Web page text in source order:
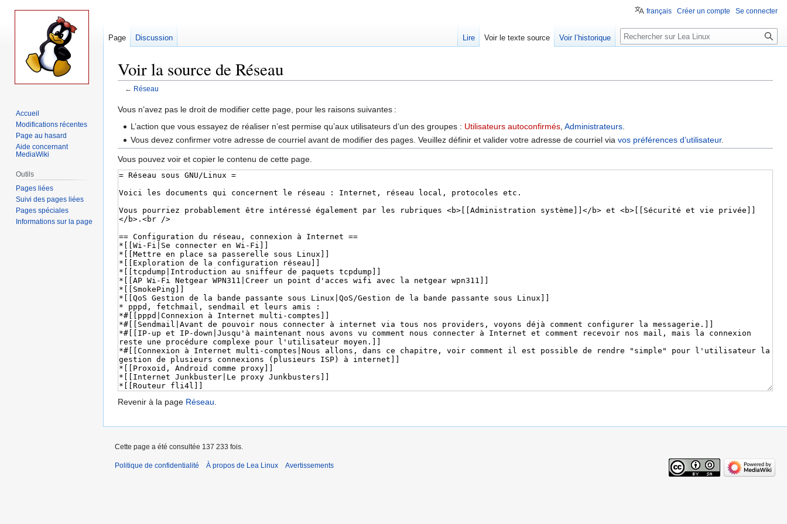
Voir la source de Réseau
← Réseau
Aller
navigation
Aller
recherche
Vous n’avez pas le droit de modifier cette page, pour les raisons suivantes :
L’action que vous essayez de réaliser n’est permise qu’aux utilisateurs d’un des groupes : Utilisateurs autoconfirmés ,Administrateurs
Vous devez confirmer votre adresse de courriel avant de modifier des pages. Veuillez définir et valider votre adresse de courriel viavos préférences d’utilisateur.
Vous pouvez voir et copier le contenu de cette page.
Revenir à la page Réseau.
français Créer un compte Se connecter
Page Discussion Lire Voir le texte source Voir l’historique
Accueil
Modifications récentes
Page au hasard
Aide concernant
MediaWiki
Outils
Pages liées
Suivi des pages liées
Pages spéciales
Informations sur la page
Cette page a été consultée 137 233 fois.
Politique de confidentialité À propos de Lea Linux Avertissements